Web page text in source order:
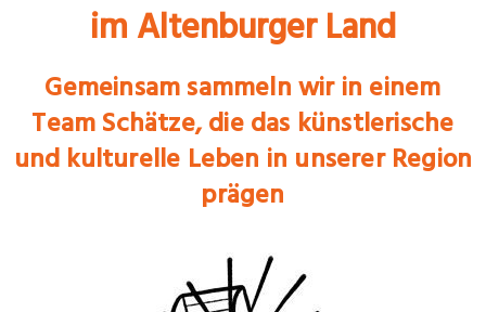
im Altenburger Land
Gemeinsam sammeln wir in einem
Team Schätze,die das künstlerische
und kulturelle Leben in unserer Region
prägen